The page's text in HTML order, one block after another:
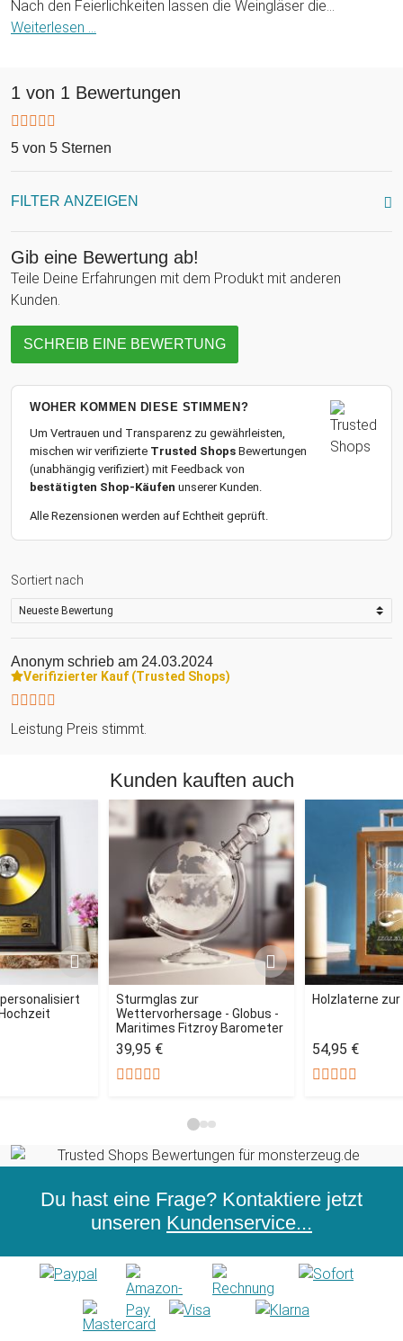
Nach den Feierlichkeiten lassen die Weingläser die
gesammelten Eindrücke bei einem guten Schluck Wein
Weiterlesen ...
1 von 1 Bewertungen
5 von 5 Sternen
FILTER ANZEIGEN
Gib eine Bewertung ab!
Teile Deine Erfahrungen mit dem Produkt mit anderen
Kunden.
SCHREIB EINE BEWERTUNG
WOHER KOMMEN DIESE STIMMEN?
Um Vertrauen und Transparenz zu gewährleisten,
mischen wir verifizierte Trusted Shops Bewertungen
(unabhängig verifiziert) mit Feedback von
bestätigten Shop-Käufen unserer Kunden.
Alle Rezensionen werden auf Echtheit geprüft.
Sortiert nach
Anonym schrieb am 24.03.2024
Verifizierter Kauf (Trusted Shops)
Leistung Preis stimmt.
Kunden kauften auch
Sturmglas zur
Wettervorhersage - Globus -
Maritimes Fitzroy Barometer
39,95 €
Holzlaterne
54,95 €
Du hast eine Frage? Kontaktiere jetzt
unseren Kundenservice...